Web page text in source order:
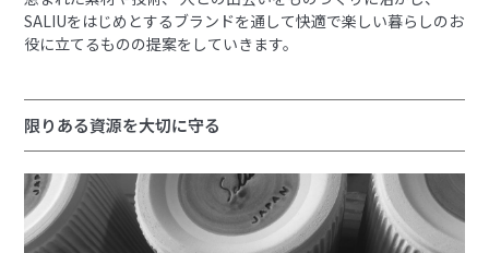
SALIUをはじめとするブランドを通して快適で楽しい暮らしのお
役に立てるものの提案をしていきます。
限りある資源を大切に守る